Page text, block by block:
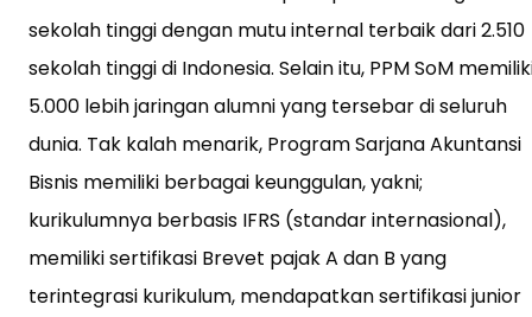
sekolah tinggi dengan mutu internal terbaik dari 2.510
sekolah tinggi di Indonesia. Selain itu, PPM SoM
5.000 lebih jaringan alumni yang tersebar di seluruh
dunia. Tak kalah menarik, Program Sarjana Akuntansi
Bisnis memiliki berbagai keunggulan, yakni;
kurikulumnya berbasis IFRS (standar internasional),
memiliki sertifikasi Brevet pajak A dan B yang
terintegrasi kurikulum, mendapatkan sertifikasi junior